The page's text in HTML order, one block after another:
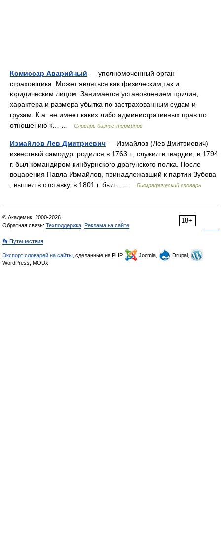
Комиссар Аварийный — уполномоченный орган
страховщика. Может являться как физическим,так и
юридическим лицом. Занимается установлением причин,
характера и размера убытка по застрахованным судам и
грузам. К.а. не имеет каких либо административных прав по
отношению к… …
Словарь бизнес-терминов
Измайлов Лев Дмитриевич — Измайлов (Лев Дмитриевич)
известный самодур, родился в 1763 г., служил в гвардии, в 1794
г. был командиром кинбурнского драгунского полка. После
воцарения Павла Измайлов, принадлежавший к партии Зубова
, вышел в отставку, в 1801 г. был… …
Биографический словарь
18+
© Академик, 2000-2026
Обратная связь: Техподдержка Реклама на сайте
👣 Путешествия
Экспорт словарей на сайты , сделанные на PHP, Joomla,
Drupal,
WordPress, MODx.